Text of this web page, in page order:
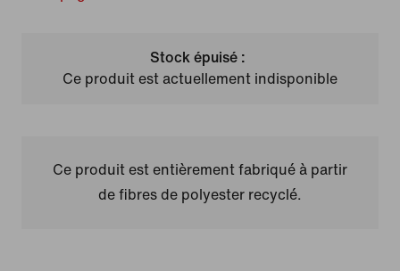
Stock épuisé :
Ce produit est actuellement indisponible
Ce produit est entièrement fabriqué à partir
de fibres de polyester recyclé.